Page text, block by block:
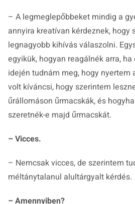
– A legmeglepőbbeket mindig a
annyira kreatívan kérdeznek, hogy
legnagyobb kihívás válaszolni.
egyikük, hogyan reagálnék arra,
idején tudnám meg, hogy nyertem
volt kíváncsi, hogy szerintem
űrállomáson űrmacskák, és
szeretnék-e majd űrmacskát.
– Vicces.
– Nemcsak vicces, de szerintem
méltánytalanul alultárgyalt kérdés.
– Amennyiben?